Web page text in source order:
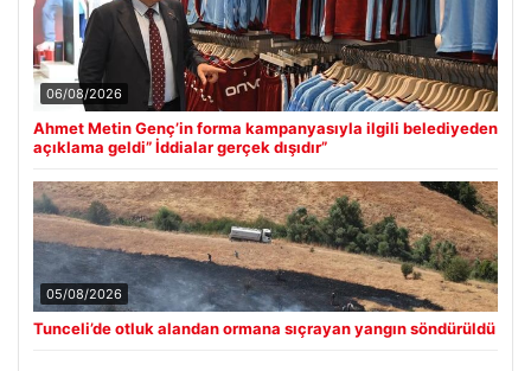
06/08/2026
Ahmet Metin Genç’in forma kampanyasıyla ilgili belediyeden
açıklama geldi” İddialar gerçek dışıdır”
05/08/2026
Tunceli’de otluk alandan ormana sıçrayan yangın söndürüldü